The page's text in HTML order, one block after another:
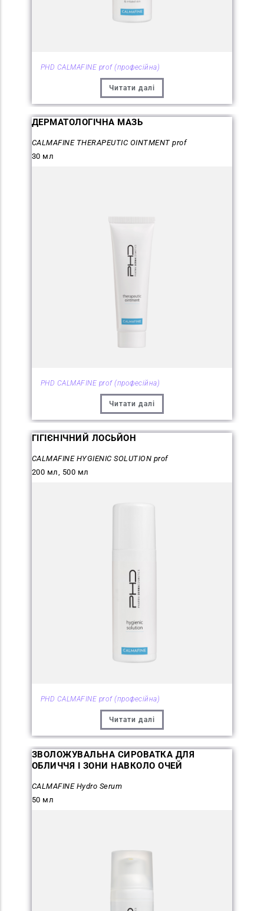
PHD CALMAFINE prof (професійна)
Читати далі
ДЕРМАТОЛОГІЧНА МАЗЬ
CALMAFINE THERAPEUTIC OINTMENT prof
30 мл
PHD CALMAFINE prof (професійна)
Читати далі
ГІГІЄНІЧНИЙ ЛОСЬЙОН
CALMAFINE HYGIENIC SOLUTION prof
200 мл, 500 мл
PHD CALMAFINE prof (професійна)
Читати далі
ЗВОЛОЖУВАЛЬНА СИРОВАТКА ДЛЯ
ОБЛИЧЧЯ І ЗОНИ НАВКОЛО ОЧЕЙ
CALMAFINE Hydro Serum
50 мл